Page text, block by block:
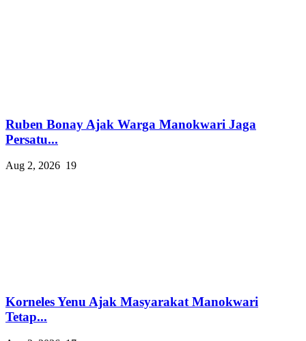
Ruben Bonay Ajak Warga Manokwari Jaga
Persatu...
Aug 2, 2026 19
Korneles Yenu Ajak Masyarakat Manokwari
Tetap...